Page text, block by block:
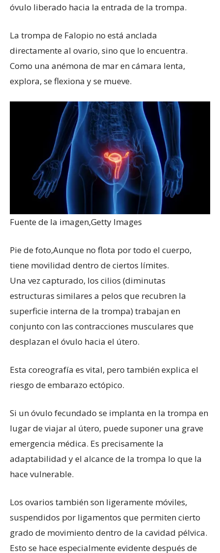
óvulo liberado hacia la entrada de la trompa.
La trompa de Falopio no está anclada
directamente al ovario, sino que lo encuentra.
Como una anémona de mar en cámara lenta,
explora, se flexiona y se mueve.
Fuente de la imagen,Getty Images
Pie de foto,Aunque no flota por todo el cuerpo,
tiene movilidad dentro de ciertos límites.
Una vez capturado, los cilios (diminutas
estructuras similares a pelos que recubren la
superficie interna de la trompa) trabajan en
conjunto con las contracciones musculares que
desplazan el óvulo hacia el útero.
Esta coreografía es vital, pero también explica el
riesgo de embarazo ectópico.
Si un óvulo fecundado se implanta en la trompa en
lugar de viajar al útero, puede suponer una grave
emergencia médica. Es precisamente la
adaptabilidad y el alcance de la trompa lo que la
hace vulnerable.
Los ovarios también son ligeramente móviles,
suspendidos por ligamentos que permiten cierto
grado de movimiento dentro de la cavidad pélvica.
Esto se hace especialmente evidente después de